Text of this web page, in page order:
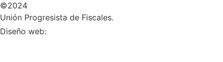
©2024
Unión Progresista de Fiscales.
Diseño web: